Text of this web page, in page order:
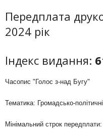
Передплата
2024 рік
Індекс видання:
Часопис "Голос з-над Бугу"
Тематика: Громадсько-
Мінімальний строк передплати: